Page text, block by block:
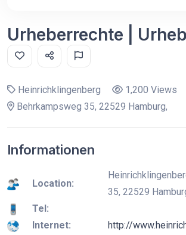
Urheberrechte |
Heinrichklingenberg
1,200 Views
Behrkampsweg 35, 22529 Hamburg,
Informationen
Location:
35, 22529
Tel:
Internet:
http://